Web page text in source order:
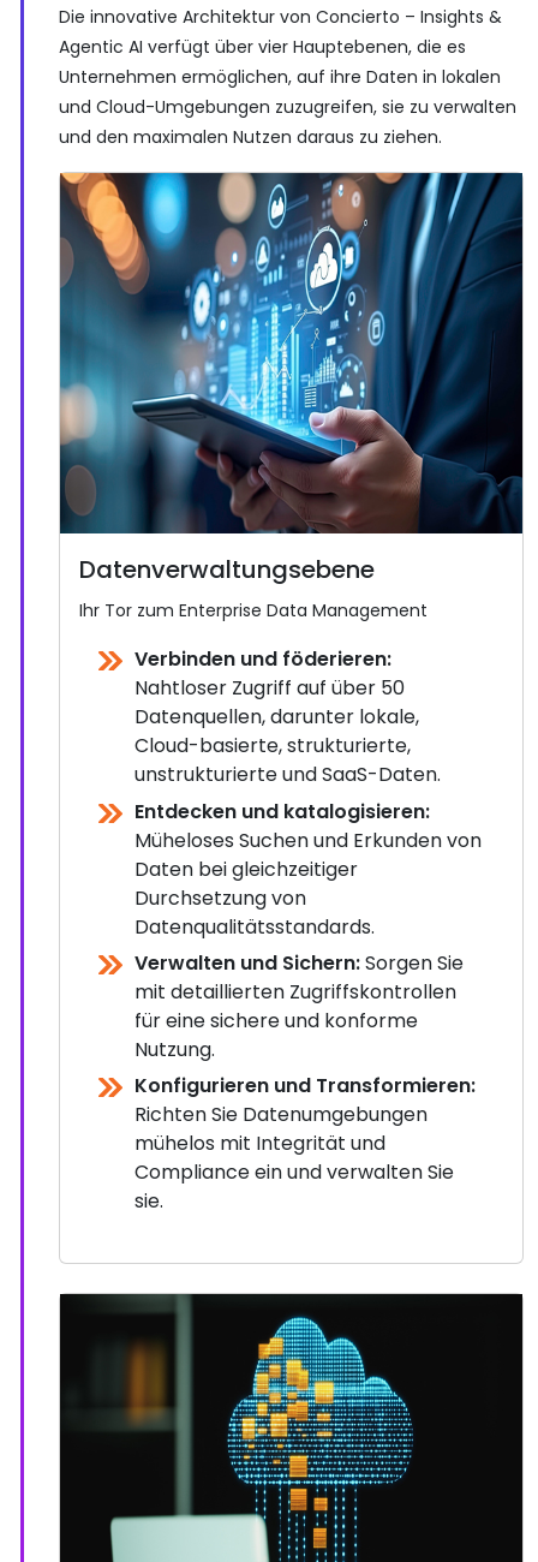
Die innovative Architektur von Concierto – Insights &
Agentic AI verfügt über vier Hauptebenen, die es
Unternehmen ermöglichen, auf ihre Daten in lokalen
und Cloud-Umgebungen zuzugreifen, sie zu verwalten
und den maximalen Nutzen daraus zu ziehen.
Datenverwaltungsebene
Ihr Tor zum Enterprise Data Management
Verbinden und föderieren:
Nahtloser Zugriff auf über 50
Datenquellen, darunter lokale,
Cloud-basierte, strukturierte,
unstrukturierte und SaaS-Daten.
Entdecken und katalogisieren:
Müheloses Suchen und Erkunden von
Daten bei gleichzeitiger
Durchsetzung von
Datenqualitätsstandards.
Verwalten und Sichern:Sorgen Sie
mit detaillierten Zugriffskontrollen
für eine sichere und konforme
Nutzung.
Konfigurieren und Transformieren:
Richten Sie Datenumgebungen
mühelos mit Integrität und
Compliance ein und verwalten Sie
sie.